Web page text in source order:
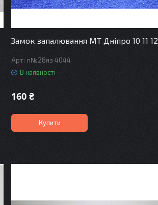
Замок запалювання МТ Дніпро 10 11 12
п№28яз 4044
В наявності
160 ₴
Купити